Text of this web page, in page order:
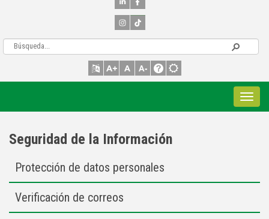
Seguridad de la Información
Protección de datos personales
Verificación de correos